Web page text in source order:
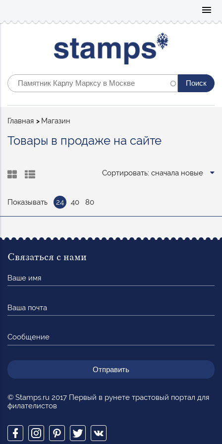
menu
Строка
Главная Магазин
Товары в продаже на сайте
Сортировать: сначала новые
Показывать 24 40 80
© Stamps.ru 2017 Первый в рунете трастовый портал для
филателистов
Связаться с нами
имя
почта
Сообщение